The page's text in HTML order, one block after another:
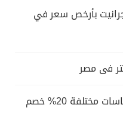
بأرخص سعر في
فى مصر
20% خصم